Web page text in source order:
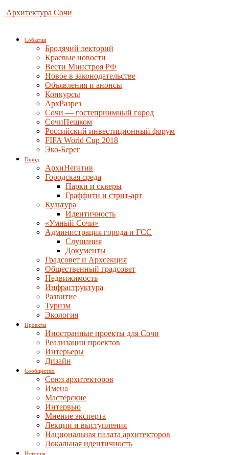
Архитектура Сочи
События
Бродячий лекторий
Краевые новости
Вести Минстроя РФ
Новое в законодательстве
Объявления и анонсы
Конкурсы
АрхРазрез
Сочи — гостеприимный город
СочиПешком
Российский инвестиционный форум
FIFA World Cup 2018
Эко-Берег
Город
АрхиНегатив
Городская среда
Парки и скверы
Граффити и стрит-арт
Культура
Идентичность
«Умный Сочи»
Администрация города и ГСС
Слушания
Документы
Градсовет и Архсекция
Общественный градсовет
Недвижимость
Инфраструктура
Развитие
Туризм
Экология
Проекты
Иностранные проекты для Сочи
Реализации проектов
Интерьеры
Дизайн
Сообщество
Союз архитекторов
Имена
Мастерские
Интервью
Мнение эксперта
Лекции и выступления
Национальная палата архитекторов
Локальная идентичность
История